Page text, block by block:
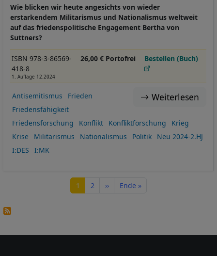
Wie blicken wir heute angesichts von wieder
erstarkendem Militarismus und Nationalismus weltweit
auf das friedenspolitische Engagement Bertha von
Suttners?
ISBN 978-3-86569-
418-8
1. Auflage 12.2024
26,00 € Portofrei Bestellen (Buch)
Weiterlesen
Antisemitismus
Frieden
Friedensfähigkeit
Friedensforschung
Konflikt Konfliktforschung
Krieg
Krise
Militarismus Nationalismus Politik
Neu 2024-2.HJ
I:DES
I:MK
Seite
1 Seite
2 Nächste Seite
›› Letzte Seite
Ende »